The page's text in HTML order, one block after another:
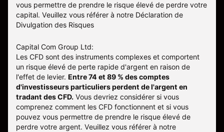
vous permettre de prendre le risque élevé de perdre votre
capital. Veuillez vous référer à notre Déclaration de
Divulgation des Risques
Capital Com Group Ltd:
Les CFD sont des instruments complexes et comportent
un risque élevé de perte rapide d'argent en raison de
l'effet de levier. Entre 74 et 89 % des comptes
d'investisseurs particuliers perdent de l'argent en
tradant des CFD. Vous devriez considérer si vous
comprenez comment les CFD fonctionnent et si vous
pouvez vous permettre de prendre le risque élevé de
perdre votre argent. Veuillez vous référer à notre